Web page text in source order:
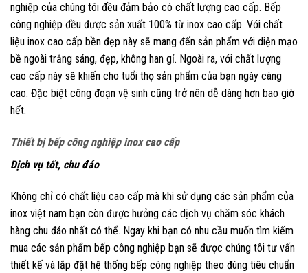
nghiệp của chúng tôi đều đảm bảo có chất lượng cao cấp. Bếp
công nghiệp đều được sản xuất 100% từ inox cao cấp. Với chất
liệu inox cao cấp bền đẹp này sẽ mang đến sản phẩm với diện mạo
bề ngoài trắng sáng, đẹp, không han gỉ. Ngoài ra, với chất lượng
cao cấp này sẽ khiến cho tuổi thọ sản phẩm của bạn ngày càng
cao. Đặc biệt công đoạn vệ sinh cũng trở nên dễ dàng hơn bao giờ
hết.
Thiết bị bếp công nghiệp inox cao cấp
Dịch vụ tốt, chu đáo
Không chỉ có chất liệu cao cấp mà khi sử dụng các sản phẩm của
inox việt nam bạn còn được hưởng các dịch vụ chăm sóc khách
hàng chu đáo nhất có thể. Ngay khi bạn có nhu cầu muốn tìm kiếm
mua các sản phẩm bếp công nghiệp bạn sẽ được chúng tôi tư vấn
thiết kế và lắp đặt hệ thống bếp công nghiệp theo đúng tiêu chuẩn